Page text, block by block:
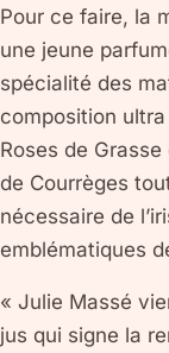
Pour ce faire, la
une jeune
spécialité des
composition
Roses de
de Courrèges
nécessaire de
emblématiques
« Julie Massé
jus qui signe la